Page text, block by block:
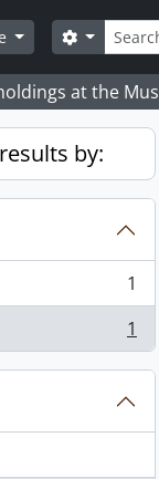
Search
at the
by:
1
1